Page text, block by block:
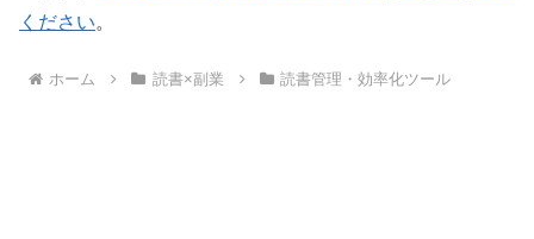
ください。
ホーム 読書×副業 読書管理・効率化ツール